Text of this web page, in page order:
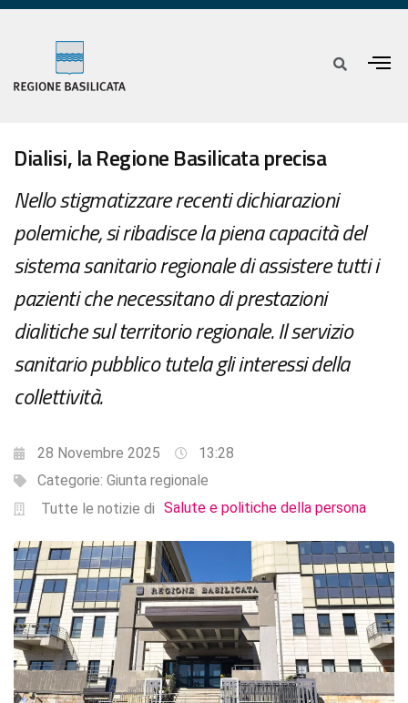
Dialisi, la Regione Basilicata precisa
Nello stigmatizzare recenti dichiarazioni
polemiche, si ribadisce la piena capacità del
sistema sanitario regionale di assistere tutti i
pazienti che necessitano di prestazioni
dialitiche sul territorio regionale. Il servizio
sanitario pubblico tutela gli interessi della
collettività.
28 Novembre 2025
13:28
Categorie: Giunta regionale
Tutte le notizie di Salute e politiche della persona